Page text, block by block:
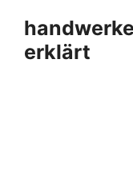
Inhalt
springen
erklärt